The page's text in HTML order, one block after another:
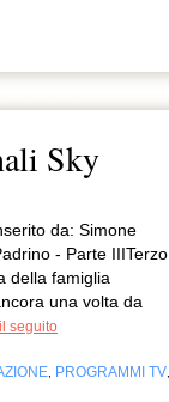
Sky
da: Simone
- Parte IIITerzo
della famiglia
una volta da
seguito
PROGRAMMI TV